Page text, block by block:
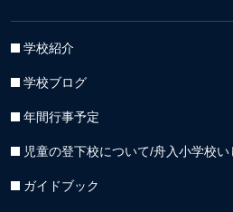
学校紹介
学校ブログ
年間行事予定
児童の登下校について/舟入小学校
ガイドブック